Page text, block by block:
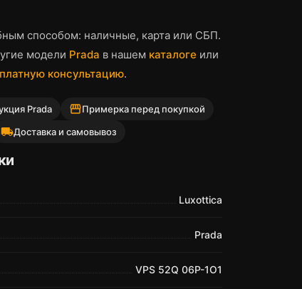
способом: наличные, карта или СБП.
модели Prada в нашем каталоге или
консультацию.
Prada storefrontПримерка перед покупкой
local_shippingДоставка и самовывоз
Luxottica
Prada
VPS 52Q 06P-1O1